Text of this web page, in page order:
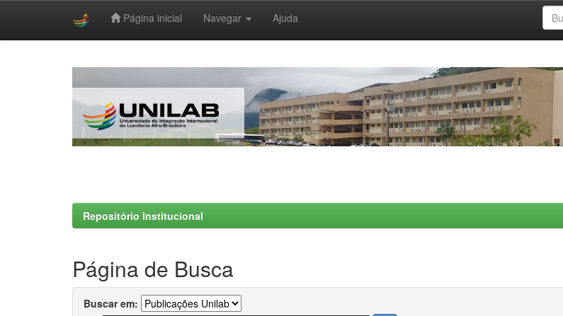
Página inicial Navegar Ajuda
Repositório Institucional
Página de Busca
Buscar em: